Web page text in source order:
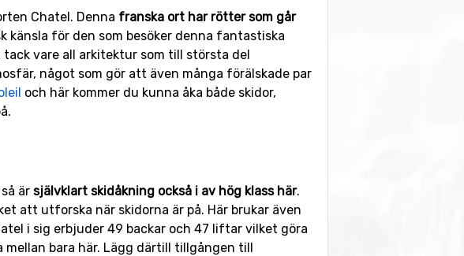
Chatel. Denna franska ort har rötter som går
känsla för den som besöker denna fantastiska
vare all arkitektur som till största del
något som gör att även många förälskade par
och här kommer du kunna åka både skidor,
är självklart skidåkning också i av hög klass här.
att utforska när skidorna är på. Här brukar även
i sig erbjuder 49 backar och 47 liftar vilket göra
bara här. Lägg därtill tillgången till